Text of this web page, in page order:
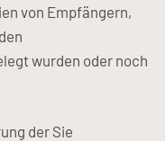
von Empfängern,
wurden oder noch
der Sie